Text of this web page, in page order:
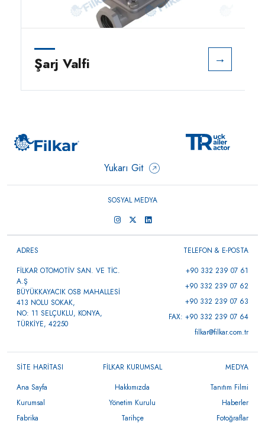
Şarj Valfi →
Yukarı Git
SOSYAL MEDYA
ADRES
FİLKAR OTOMOTİV SAN. VE TİC.
A.Ş
BÜYÜKKAYACIK OSB MAHALLESİ
413 NOLU SOKAK,
NO: 11 SELÇUKLU, KONYA,
TÜRKİYE, 42250
TELEFON & E-POSTA
+90 332 239 07 61
+90 332 239 07 62
+90 332 239 07 63
FAX: +90 332 239 07 64
filkar@filkar.com.tr
SİTE HARİTASI
Ana Sayfa
Kurumsal
Fabrika
FİLKAR KURUMSAL
Hakkımızda
Yönetim Kurulu
Tarihçe
MEDYA
Tanıtım Filmi
Haberler
Fotoğraflar